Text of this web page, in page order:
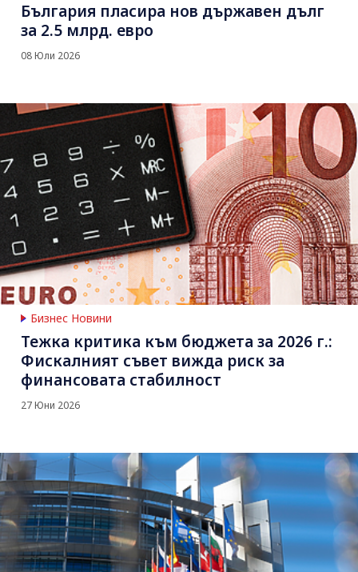
България пласира нов държавен дълг
за 2.5 млрд. евро
08 Юли 2026
Бизнес Новини
Тежка критика към бюджета за 2026 г.:
Фискалният съвет вижда риск за
финансовата стабилност
27 Юни 2026